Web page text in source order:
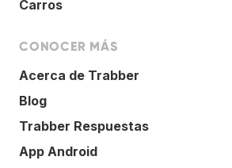
Carros
CONOCER MÁS
Acerca de Trabber
Blog
Trabber Respuestas
App Android